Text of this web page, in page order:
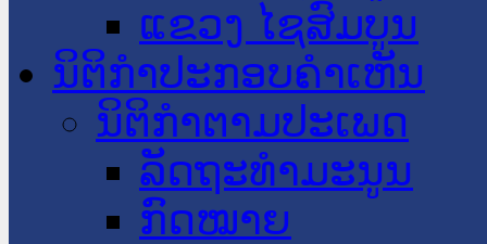
ແຂວງ ໄຊສົມບູນ
ນິຕິກໍາປະກອບຄໍາເຫັນ
ນິຕິກໍາຕາມປະເພດ
ລັດຖະທໍາມະນູນ
ກົດໝາຍ